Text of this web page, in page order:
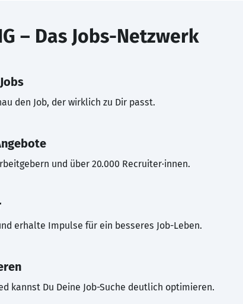
– Das Jobs-Netzwerk
den Job, der wirklich zu Dir passt.
und über 20.000 Recruiter·innen.
erhalte Impulse für ein besseres Job-Leben.
kannst Du Deine Job-Suche deutlich optimieren.